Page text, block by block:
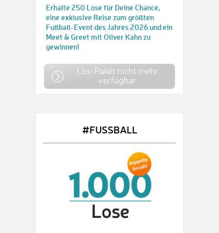
Erhalte 250 Lose für Deine Chance,
eine exklusive Reise zum größten
Fußball-Event des Jahres 2026 und ein
Meet & Greet mit Oliver Kahn zu
gewinnen!
Los-Paket nicht mehr
verfügbar
#FUSSBALL